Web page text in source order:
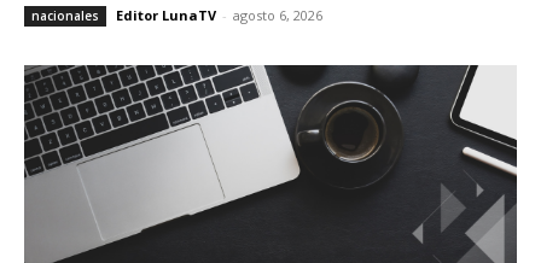
nacionales Editor LunaTV - agosto 6, 2026